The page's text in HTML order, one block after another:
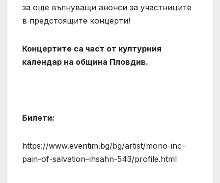
за още вълнуващи анонси за участниците
в предстоящите концерти!
Концертите са част от културния
календар на община Пловдив.
Билети:
https://www.eventim.bg/bg/artist/mono-inc–
pain-of-salvation–ihsahn-543/profile.html